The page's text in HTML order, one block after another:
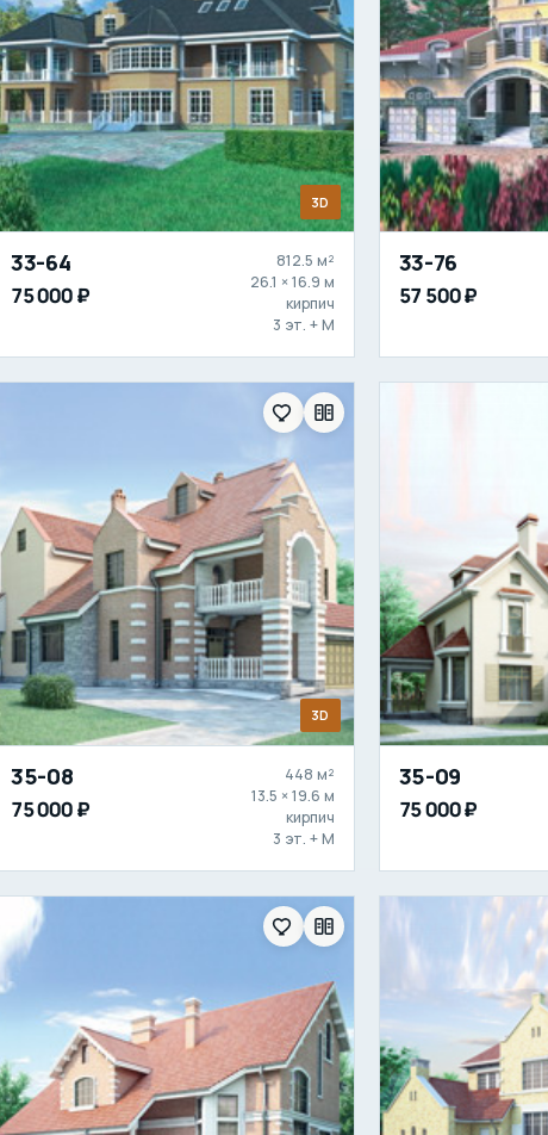
3D
33-64
75 000 ₽
812.5 м²
26.1 × 16.9 м
кирпич
3 эт. + М
33-76
57 500 ₽
3D
35-08
75 000 ₽
448 м²
13.5 × 19.6 м
кирпич
3 эт. + М
35-09
75 000 ₽